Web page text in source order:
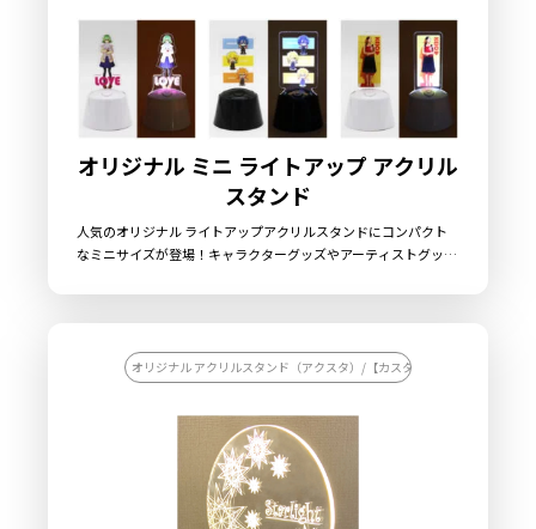
オリジナル ミニ ライトアップ アクリル
スタンド
人気のオリジナル ライトアップアクリルスタンドにコンパクト
なミニサイズが登場！キャラクターグッズやアーティストグッズ
イテムです。従来のアクスタとはひと味違う雰囲気を演出できる
のスタンド本体もLEDライトの色は定番のホワイトを採用。アク
要な資材も取り揃えておりますので、お客様にはデザインをご入
稿いただくだけでオリジナル商品として販売していただくことが
できます。小ロットからの製作も承っておりますので、お気軽に
オリジナル アクリルスタンド（アクスタ）/【カスタマイズ対応】オリジ